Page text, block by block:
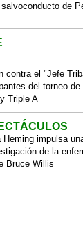
de
contra el "Jefe
del torneo de
Triple A
Heming impulsa
de la
Bruce Willis